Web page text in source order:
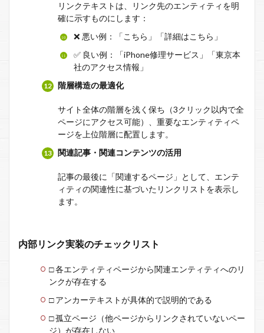
リンクテキストは、リンク先のエンティティを明
確に示すものにします：
❌ 悪い例：「こちら」「詳細はこちら」
✅ 良い例：「iPhone修理サービス」「東京本
社のアクセス情報」
階層構造の最適化
サイト全体の階層を浅く保ち（3クリック以内で全
ページにアクセス可能）、重要なエンティティペ
ージを上位階層に配置します。
関連記事・関連コンテンツの活用
記事の最後に「関連するページ」として、エンテ
ィティの関連性に基づいたリンクリストを表示し
ます。
内部リンク実装のチェックリスト
□ 各エンティティページから関連エンティティへのリ
ンクが存在する
□ アンカーテキストが具体的で説明的である
□ 孤立ページ（他ページからリンクされていないペー
ジ）が存在しない